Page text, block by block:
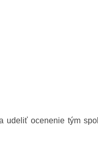
ocenenie tým